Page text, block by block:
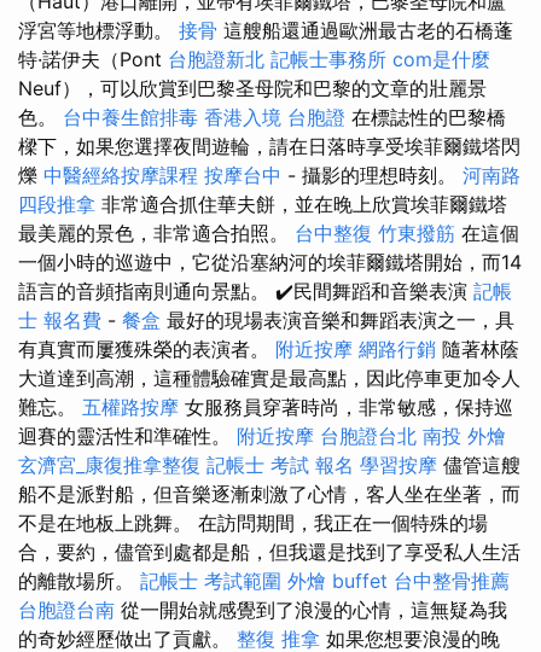
浮宮等地標浮動。 接骨 這艘船還通過歐洲最古老的石橋蓬
特·諾伊夫（Pont 台胞證新北 記帳士事務所 com是什麼
Neuf），可以欣賞到巴黎圣母院和巴黎的文章的壯麗景
色。 台中養生館排毒 香港入境 台胞證 在標誌性的巴黎橋
樑下，如果您選擇夜間遊輪，請在日落時享受埃菲爾鐵塔閃
爍 中醫經絡按摩課程 按摩台中 - 攝影的理想時刻。 河南路
四段推拿 非常適合抓住華夫餅，並在晚上欣賞埃菲爾鐵塔
最美麗的景色，非常適合拍照。 台中整復 竹東撥筋 在這個
一個小時的巡遊中，它從沿塞納河的埃菲爾鐵塔開始，而14
語言的音頻指南則通向景點。 ✔️民間舞蹈和音樂表演 記帳
士 報名費 - 餐盒 最好的現場表演音樂和舞蹈表演之一，具
有真實而屢獲殊榮的表演者。 附近按摩 網路行銷 隨著林蔭
大道達到高潮，這種體驗確實是最高點，因此停車更加令人
難忘。 五權路按摩 女服務員穿著時尚，非常敏感，保持巡
迴賽的靈活性和準確性。 附近按摩 台胞證台北 南投 外燴
玄濟宮_康復推拿整復 記帳士 考試 報名 學習按摩 儘管這艘
船不是派對船，但音樂逐漸刺激了心情，客人坐在坐著，而
不是在地板上跳舞。 在訪問期間，我正在一個特殊的場
合，要約，儘管到處都是船，但我還是找到了享受私人生活
的離散場所。 記帳士 考試範圍 外燴 buffet 台中整骨推薦
台胞證台南 從一開始就感覺到了浪漫的心情，這無疑為我
的奇妙經歷做出了貢獻。 整復 推拿 如果您想要浪漫的晚